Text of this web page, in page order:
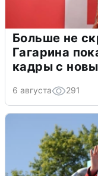
Больше не
Гагарина
кадры с
6 августа 291